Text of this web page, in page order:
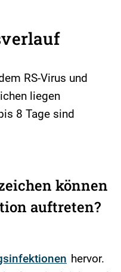
RS-Virus und
liegen
8 Tage sind
können
auftreten?
hervor.